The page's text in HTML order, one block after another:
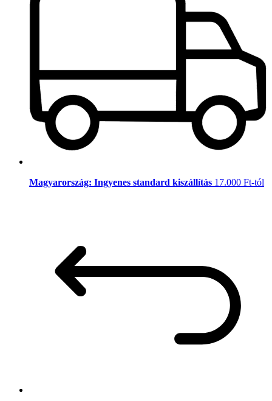
Magyarország: Ingyenes standard kiszállítás 17.000 Ft-tól